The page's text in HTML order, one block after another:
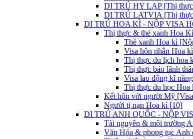
DI TRÚ HY LẠP [Thị
DI TRÚ LATVIA [Thị
DI TRÚ HOA KÌ - NỘP VISA
Thị thực & thẻ xanh Hoa
Thẻ xanh Hoa kì
Visa hôn nhân Hoa
Thị thực du lịch hoa
Thị thực bảo lãnh
Visa lao động kĩ
Thị thực du học
Kết hôn với người Mỹ
Người tị nạn Hoa kì [10]
DI TRÚ ANH QUỐC - NỘP
Tài nguyên & môi trường
Văn Hóa & phong tục Anh